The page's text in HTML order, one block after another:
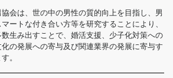
会は、世の中の男性の質的向上を目指し、男
ートな付き合い方等を研究することにより、
生み出すことで、婚活支援、少子化対策への
の発展への寄与及び関連業界の発展に寄与す
。